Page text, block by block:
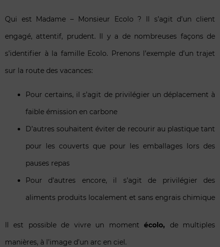
Qui est Madame – Monsieur Ecolo ? Il s’agit d’un client
engagé, attentif, prudent. Il y a de nombreuses façons de
s’identifier à la famille Ecolo. Prenons l’exemple d’un trajet
sur la route des vacances:
Pour certains, il s’agit de privilégier un déplacement à
faible émission en carbone
D’autres souhaitent éviter de recourir au plastique tant
pour les couverts que pour les emballages lors des
pauses repas
Pour d’autres encore, il s’agit de privilégier des
aliments produits localement et sans engrais chimique
Il est possible de vivre un momentécolo, de multiples
manières, à l’image d’un arc en ciel.